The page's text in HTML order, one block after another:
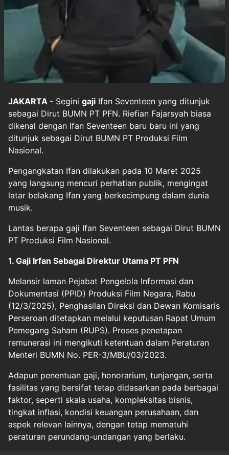
JAKARTA - Segini gaji Ifan Seventeen yang ditunjuk
sebagai Dirut BUMN PT PFN. Riefian Fajarsyah biasa
dikenal dengan Ifan Seventeen baru baru ini yang
ditunjuk sebagai Dirut BUMN PT Produksi Film
Nasional.
Pengangkatan Ifan dilakukan pada 10 Maret 2025
yang langsung mencuri perhatian publik, mengingat
latar belakang Ifan yang berkecimpung dalam dunia
musik.
Lantas berapa gaji Ifan Seventeen sebagai Dirut BUMN
PT Produksi Film Nasional.
1. Gaji Irfan Sebagai Direktur Utama PT PFN
Melansir laman Pejabat Pengelola Informasi dan
Dokumentasi (PPID) Produksi Film Negara, Rabu
(12/3/2025), Penghasilan Direksi dan Dewan Komisaris
Perseroan ditetapkan melalui keputusan Rapat Umum
Pemegang Saham (RUPS). Proses penetapan
remunerasi ini mengikuti ketentuan dalam Peraturan
Menteri BUMN No. PER-3/MBU/03/2023.
Adapun penentuan gaji, honorarium, tunjangan, serta
fasilitas yang bersifat tetap didasarkan pada berbagai
faktor, seperti skala usaha, kompleksitas bisnis,
tingkat inflasi, kondisi keuangan perusahaan, dan
aspek relevan lainnya, dengan tetap mematuhi
peraturan perundang-undangan yang berlaku.